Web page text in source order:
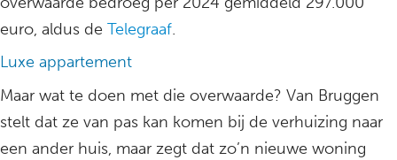
euro, aldus de Telegraaf.
Luxe appartement
Maar wat te doen met die overwaarde? Van Bruggen
stelt dat ze van pas kan komen bij de verhuizing naar
een ander huis, maar zegt dat zo’n nieuwe woning